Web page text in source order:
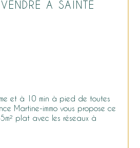
A SAINTE
et à 10 min à pied de toutes
Martine-immo vous propose ce
plat avec les réseaux à